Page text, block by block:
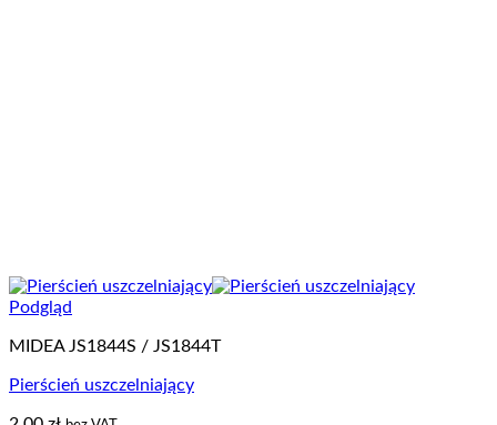
Podgląd
MIDEA JS1844S / JS1844T
Pierścień uszczelniający